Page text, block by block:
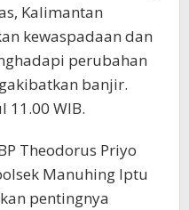
Kalimantan
kewaspadaan dan
perubahan
banjir.
11.00 WIB.
Theodorus Priyo
Manuhing Iptu
pentingnya